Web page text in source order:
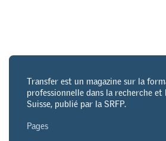
Transfer est un magazine sur la
professionnelle dans la recherche
Suisse, publié par la SRFP.
Pages